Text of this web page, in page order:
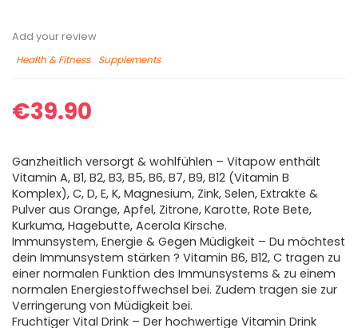
Add your review
Health & Fitness
Supplements
€39.90
Ganzheitlich versorgt & wohlfühlen – Vitapow enthält
Vitamin A, B1, B2, B3, B5, B6, B7, B9, B12 (Vitamin B
Komplex), C, D, E, K, Magnesium, Zink, Selen, Extrakte &
Pulver aus Orange, Apfel, Zitrone, Karotte, Rote Bete,
Kurkuma, Hagebutte, Acerola Kirsche.
Immunsystem, Energie & Gegen Müdigkeit – Du möchtest
dein Immunsystem stärken ? Vitamin B6, B12, C tragen zu
einer normalen Funktion des Immunsystems & zu einem
normalen Energiestoffwechsel bei. Zudem tragen sie zur
Verringerung von Müdigkeit bei.
Fruchtiger Vital Drink – Der hochwertige Vitamin Drink